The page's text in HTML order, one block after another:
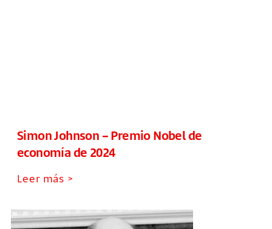
Simon Johnson – Premio Nobel de
economía de 2024
Leer más >